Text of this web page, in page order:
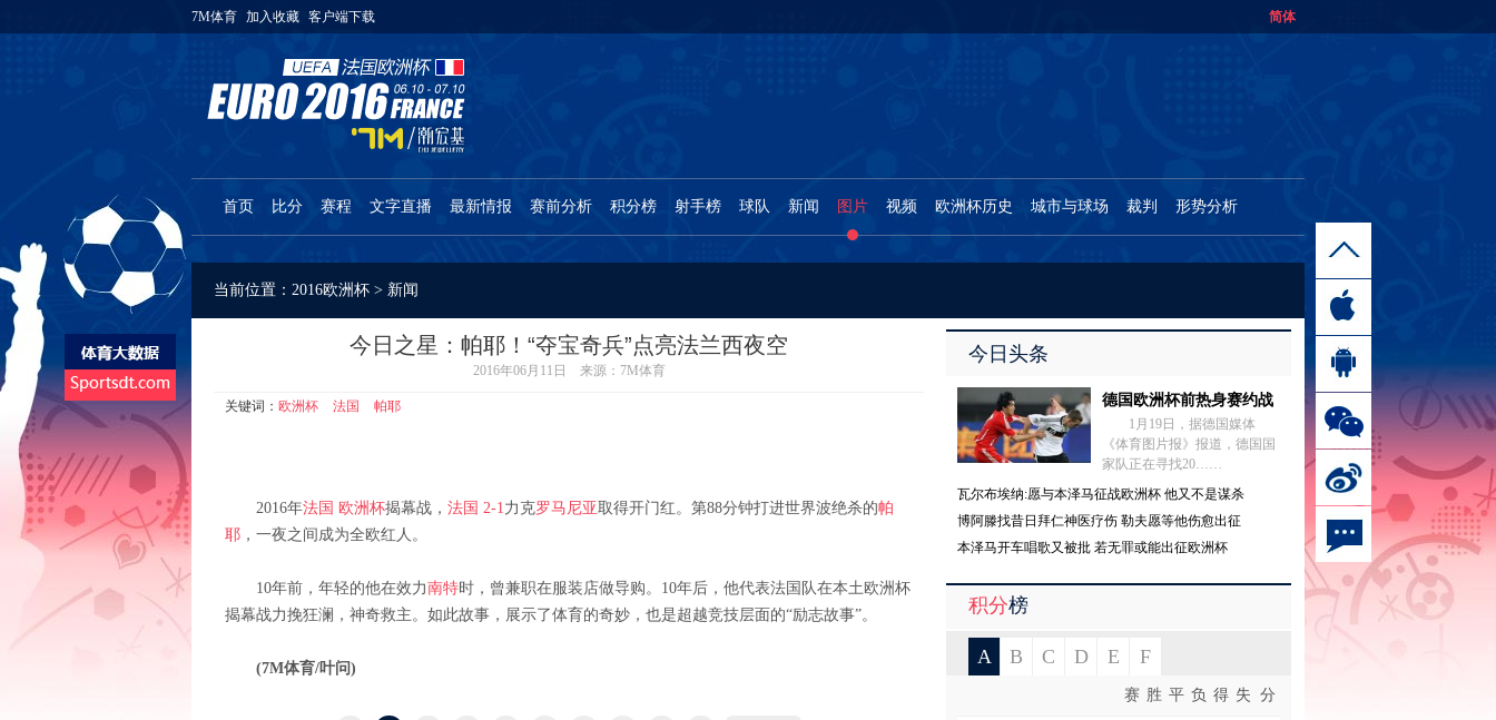
7M体育 加入收藏 客户端下载 简体
首页 比分 赛程 文字直播 最新情报 赛前分析 积分榜 射手榜 球队 新闻 图片 视频 欧洲杯历史 城市与球场 裁判 形势分析
当前位置： 2016欧洲杯 > 新闻
今日之星：帕耶！“夺宝奇兵”点亮法兰西夜空
2016年06月11日 来源：7M体育
关键词： 欧洲杯 法国 帕耶
2016年法国 欧洲杯揭幕战， 法国 2-1力克罗马尼亚取得开门红。第88分钟打进世界波绝杀的帕
耶 ，一夜之间成为全欧红人。
10年前，年轻的他在效力南特时，曾兼职在服装店做导购。10年后，他代表法国队在本土欧洲杯
揭幕战力挽狂澜，神奇救主。如此故事，展示了体育的奇妙，也是超越竞技层面的“励志故事”。
(7M体育/叶问)
今日头条
德国欧洲杯前热身赛约战
1月19日，据德国媒体
《体育图片报》报道，德国国
家队正在寻找20……
瓦尔布埃纳:愿与本泽马征战欧洲杯 他又不是谋杀
博阿滕找昔日拜仁神医疗伤 勒夫愿等他伤愈出征
本泽马开车唱歌又被批 若无罪或能出征欧洲杯
积分榜
A B C D E F
赛 胜 平 负 得 失 分
返回
安卓
反馈